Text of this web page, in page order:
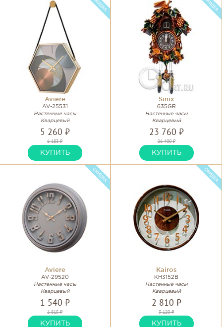
Aviere
AV-25531
Настенные часы
Кварцевый
5 260 ₽
6 183 ₽
КУПИТЬ
Sinix
635GR
Настенные часы
Кварцевый
23 760 ₽
26 400 ₽
КУПИТЬ
Aviere
AV-29520
Настенные часы
Кварцевый
1 540 ₽
1 815 ₽
КУПИТЬ
Kairos
KH3152B
Настенные часы
Кварцевый
2 810 ₽
3 120 ₽
КУПИТЬ